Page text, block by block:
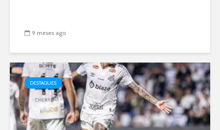
9 meses ago
DESTAQUES